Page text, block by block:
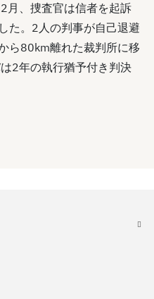
月、捜査官は信者を起訴
た。2人の判事が自己退避
ら80km離れた裁判所に移
2年の執行猶予付き判決